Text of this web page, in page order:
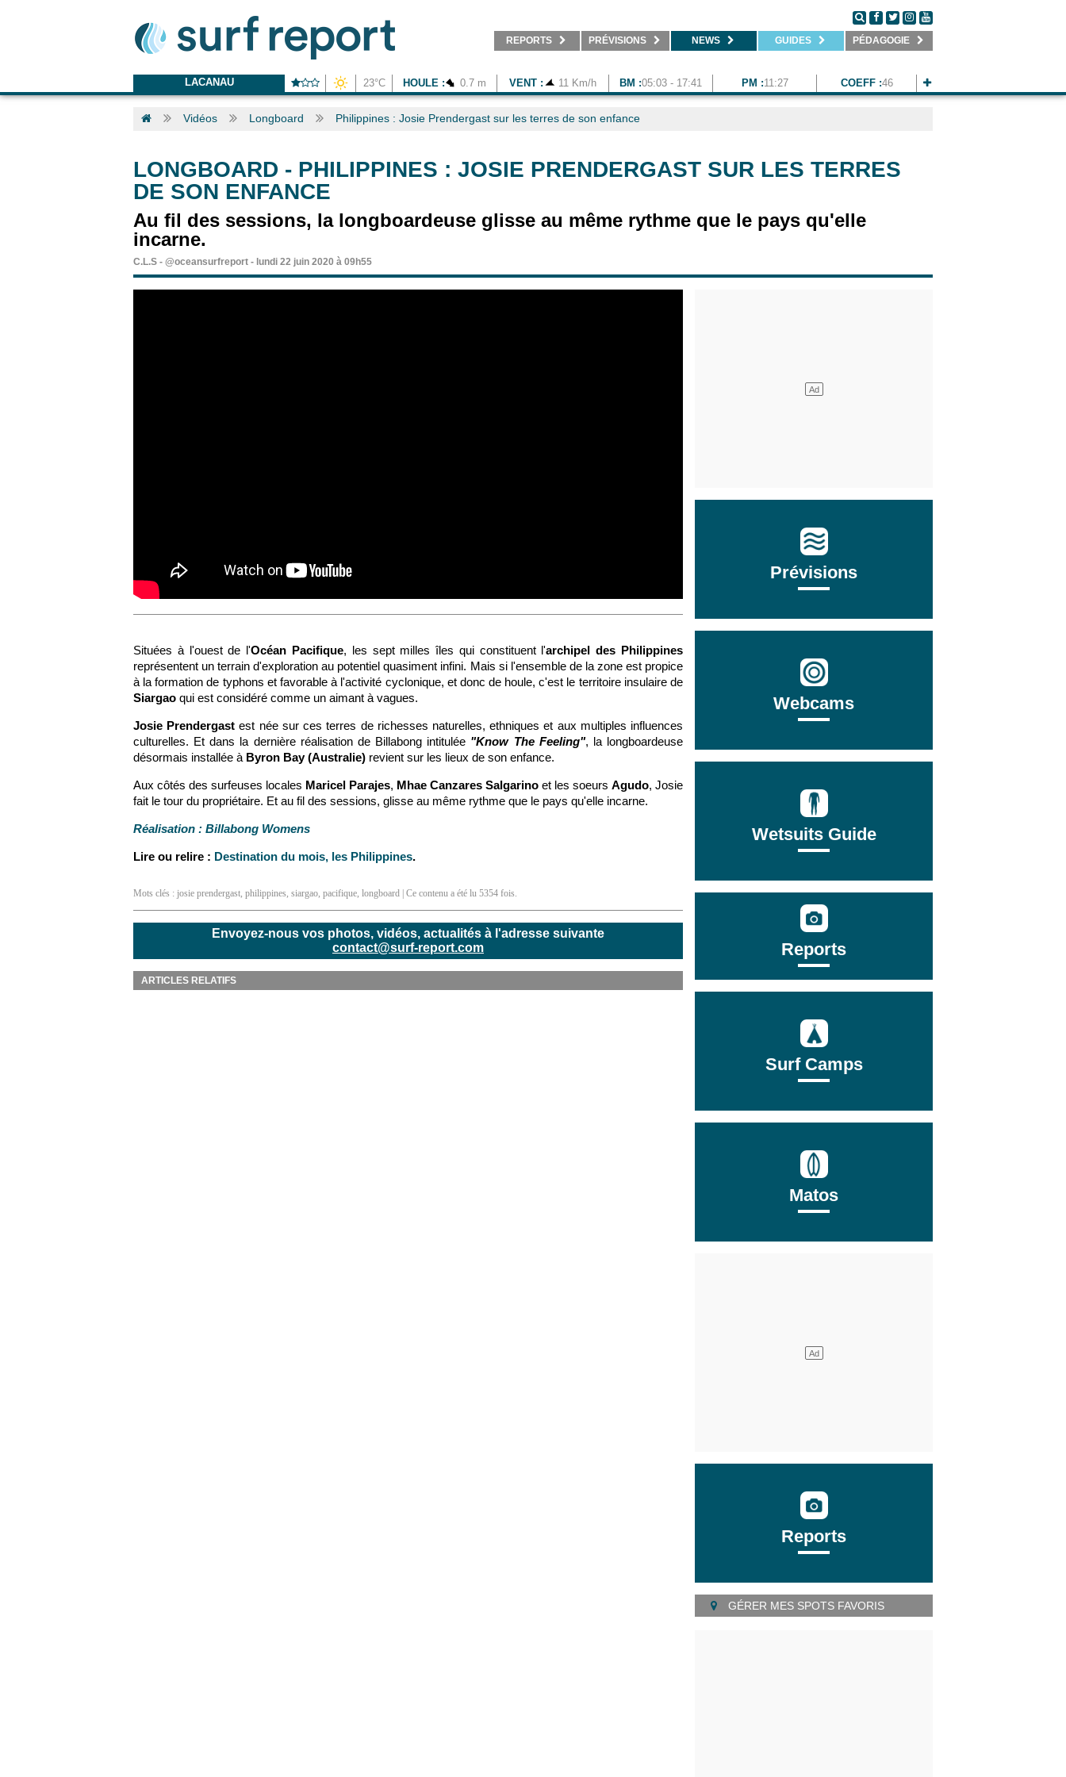
REPORTS PRÉVISIONS NEWS GUIDES PÉDAGOGIE
LACANAU 23°C HOULE : 0.7 m VENT : 11 Km/h BM :05:03 - 17:41 PM :11:27 COEFF :46
Vidéos Longboard Philippines : Josie Prendergast sur les terres de son enfance
LONGBOARD - PHILIPPINES : JOSIE PRENDERGAST SUR LES TERRES
DE SON ENFANCE
Au fil des sessions, la longboardeuse glisse au même rythme que le pays qu'elle
incarne.
C.L.S - @oceansurfreport - lundi 22 juin 2020 à 09h55
Situées à l'ouest de l'Océan Pacifique, les sept milles îles qui constituent l'archipel des Philippines
représentent un terrain d'exploration au potentiel quasiment infini. Mais si l'ensemble de la zone est propice
à la formation de typhons et favorable à l'activité cyclonique, et donc de houle, c'est le territoire insulaire de
Siargao qui est considéré comme un aimant à vagues.
Josie Prendergast est née sur ces terres de richesses naturelles, ethniques et aux multiples influences
culturelles. Et dans la dernière réalisation de Billabong intitulée "Know The Feeling", la longboardeuse
désormais installée à Byron Bay (Australie) revient sur les lieux de son enfance.
Aux côtés des surfeuses locales Maricel Parajes, Mhae Canzares Salgarino et les soeurs Agudo, Josie
fait le tour du propriétaire. Et au fil des sessions, glisse au même rythme que le pays qu'elle incarne.
Réalisation : Billabong Womens
Lire ou relire : Destination du mois, les Philippines.
Mots clés : josie prendergast, philippines, siargao, pacifique, longboard | Ce contenu a été lu 5354 fois.
Envoyez-nous vos photos, vidéos, actualités à l'adresse suivante
contact@surf-report.com
ARTICLES RELATIFS
Prévisions
Webcams
Wetsuits Guide
Reports
Surf Camps
Matos
Reports
GÉRER MES SPOTS FAVORIS